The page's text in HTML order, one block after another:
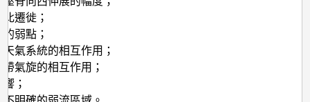
遷徙；
弱點；
氣系統的相互作用；
氣旋的相互作用；
；